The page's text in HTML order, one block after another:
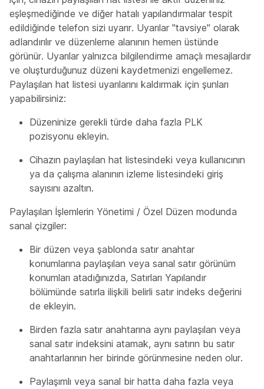
eşleşmediğinde ve diğer hatalı yapılandırmalar tespit
edildiğinde telefon sizi uyarır. Uyarılar "tavsiye" olarak
adlandırılır ve düzenleme alanının hemen üstünde
görünür. Uyarılar yalnızca bilgilendirme amaçlı mesajlardır
ve oluşturduğunuz düzeni kaydetmenizi engellemez.
Paylaşılan hat listesi uyarılarını kaldırmak için şunları
yapabilirsiniz:
Düzeninize gerekli türde daha fazla PLK
pozisyonu ekleyin.
Cihazın paylaşılan hat listesindeki veya kullanıcının
ya da çalışma alanının izleme listesindeki giriş
sayısını azaltın.
Paylaşılan İşlemlerin Yönetimi / Özel Düzen modunda
sanal çizgiler:
Bir düzen veya şablonda satır anahtar
konumlarına paylaşılan veya sanal satır görünüm
konumları atadığınızda, Satırları Yapılandır
bölümünde satırla ilişkili belirli satır indeks değerini
de ekleyin.
Birden fazla satır anahtarına aynı paylaşılan veya
sanal satır indeksini atamak, aynı satırın bu satır
anahtarlarının her birinde görünmesine neden olur.
Paylaşımlı veya sanal bir hatta daha fazla veya